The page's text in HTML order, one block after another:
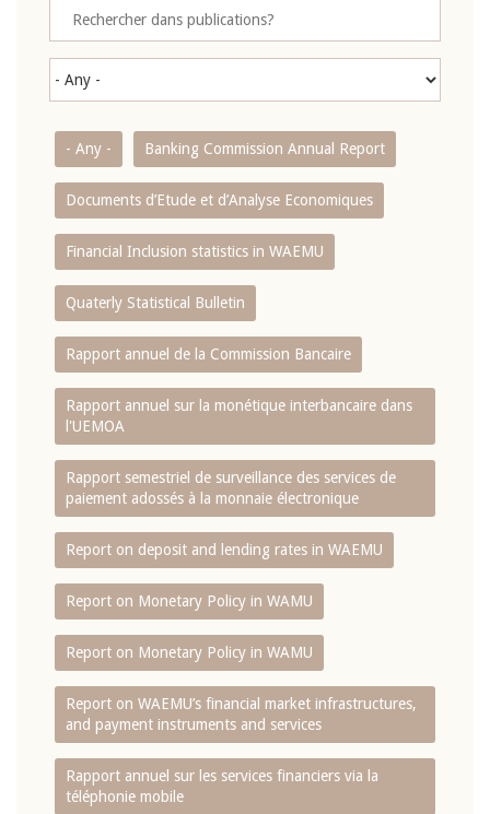
- Any - Banking Commission Annual Report
Documents d’Etude et d’Analyse Economiques
Financial Inclusion statistics in WAEMU
Quaterly Statistical Bulletin
Rapport annuel de la Commission Bancaire
Rapport annuel sur la monétique interbancaire dans
l'UEMOA
Rapport semestriel de surveillance des services de
paiement adossés à la monnaie électronique
Report on deposit and lending rates in WAEMU
Report on Monetary Policy in WAMU
Report on Monetary Policy in WAMU
Report on WAEMU’s financial market infrastructures,
and payment instruments and services
Rapport annuel sur les services financiers via la
téléphonie mobile